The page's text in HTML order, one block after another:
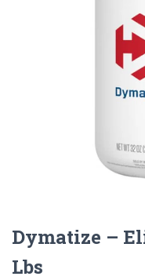
Dymatize –
Lbs